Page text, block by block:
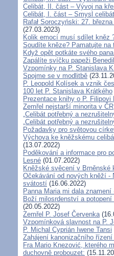
Celibát, II. část – Vývoj na
Celibát, I. část – Smysl
Rafał Soroczyński: 27.
(27.03.2023)
Kolik emocí musí sdílet kněz
Soudíte kněze? Pamatujte
Když opět potkáte svého
Zapálíte svíčku papeži
Vzpomínky na P. Stanislava
Spojme se v modlitbě
P. Leopold Kolísek a vznik
100 let P. Stanislava Krátkého
Prezentace knihy o P. Filipovi
Zemřel nejstarší minorita v ČR
„Celibát potřebný a
„Celibát potřebný a
Požadavky pro světovou
Výchova ke kněžskému
(13.07.2022)
Poděkování a informace pro
Lesné (01.07.2022)
Kněžské svěcení v Brněnské
Očekávání od nových kněží -
svátostí (16.06.2022)
Panna Maria mi dala
Boží milosrdenství a
(20.05.2022)
Zemřel P. Josef Červenka
Vzpomínková slavnost na P.
P. Michal Cyprián Iwene Tansi
Zahájení kanonizačního
Fra Mario Knezović, kterého
duchovně probouzet: